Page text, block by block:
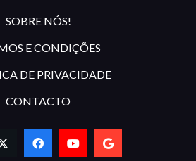
SOBRE NÓS!
E CONDIÇÕES
DE PRIVACIDADE
CONTACTO